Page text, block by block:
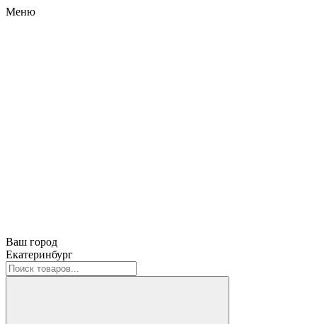
Меню
Ваш город
Екатеринбург